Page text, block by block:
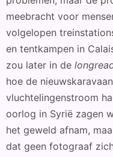
meebracht voor
volgelopen
en tentkampen in
zou later in de
hoe de
vluchtelingenstroom
oorlog in Syrië zagen
het geweld afnam,
dat geen fotograaf